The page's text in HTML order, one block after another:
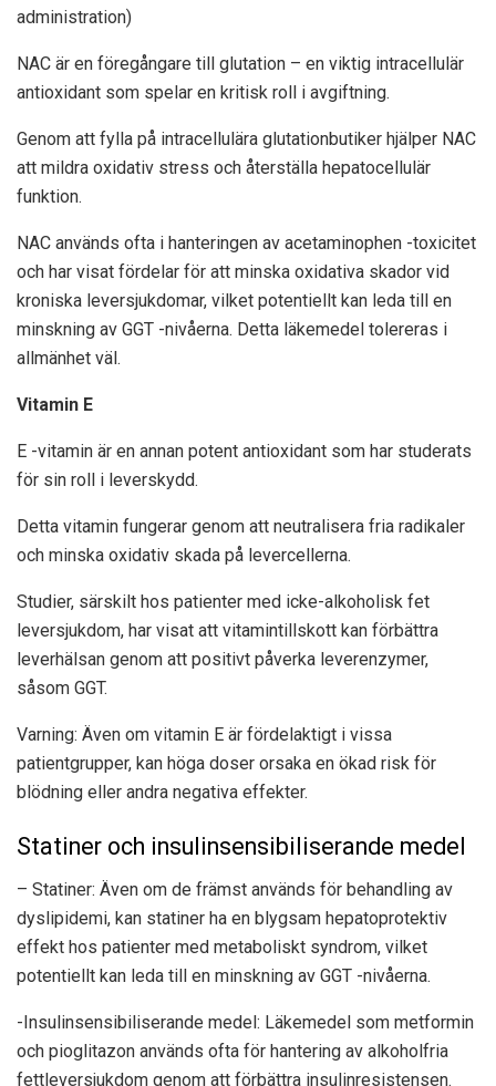
administration)
NAC är en föregångare till glutation – en viktig intracellulär
antioxidant som spelar en kritisk roll i avgiftning.
Genom att fylla på intracellulära glutationbutiker hjälper NAC
att mildra oxidativ stress och återställa hepatocellulär
funktion.
NAC används ofta i hanteringen av acetaminophen -toxicitet
och har visat fördelar för att minska oxidativa skador vid
kroniska leversjukdomar, vilket potentiellt kan leda till en
minskning av GGT -nivåerna. Detta läkemedel tolereras i
allmänhet väl.
Vitamin E
E -vitamin är en annan potent antioxidant som har studerats
för sin roll i leverskydd.
Detta vitamin fungerar genom att neutralisera fria radikaler
och minska oxidativ skada på levercellerna.
Studier, särskilt hos patienter med icke-alkoholisk fet
leversjukdom, har visat att vitamintillskott kan förbättra
leverhälsan genom att positivt påverka leverenzymer,
såsom GGT.
Varning: Även om vitamin E är fördelaktigt i vissa
patientgrupper, kan höga doser orsaka en ökad risk för
blödning eller andra negativa effekter.
Statiner och insulinsensibiliserande medel
– Statiner: Även om de främst används för behandling av
dyslipidemi, kan statiner ha en blygsam hepatoprotektiv
effekt hos patienter med metaboliskt syndrom, vilket
potentiellt kan leda till en minskning av GGT -nivåerna.
-Insulinsensibiliserande medel: Läkemedel som metformin
och pioglitazon används ofta för hantering av alkoholfria
fettleversjukdom genom att förbättra insulinresistensen.